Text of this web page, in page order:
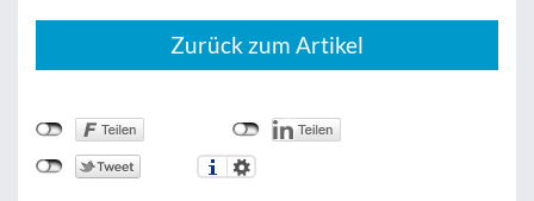
Zurück zum Artikel